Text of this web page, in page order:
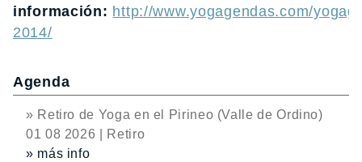
información: http://www.yogagendas.com/
2014/
Agenda
» Retiro de Yoga en el Pirineo (Valle de Ordino)
01 08 2026 | Retiro
» más info